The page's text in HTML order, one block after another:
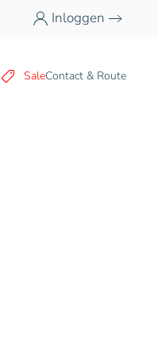
Inloggen
SaleContact & Route